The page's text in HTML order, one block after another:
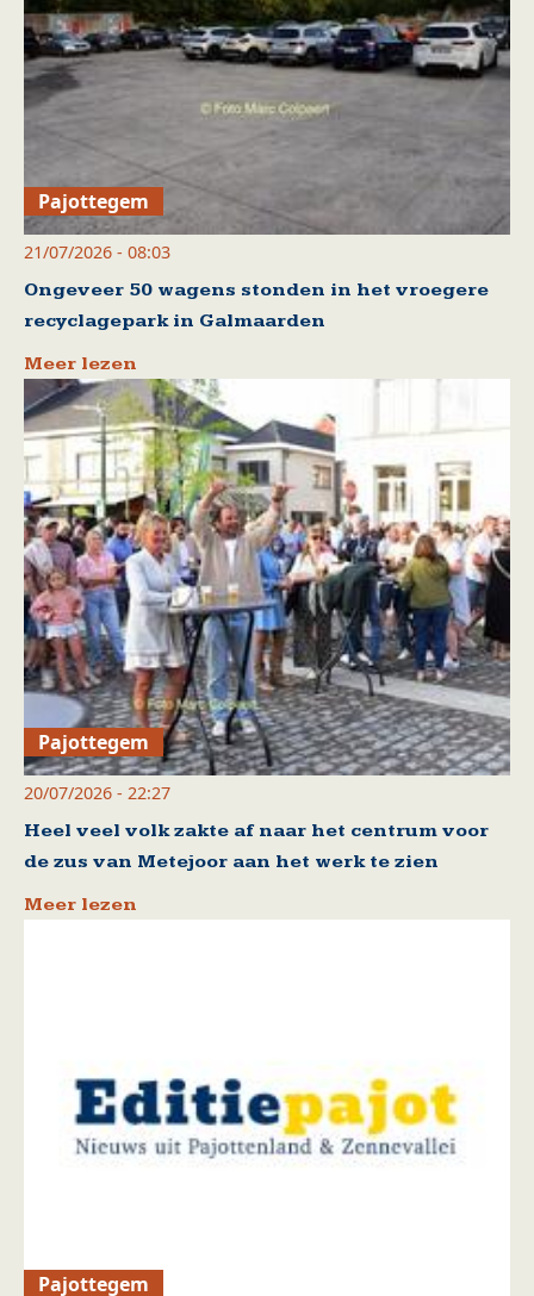
Pajottegem
21/07/2026 - 08:03
Ongeveer 50 wagens stonden in het vroegere
recyclagepark in Galmaarden
Meer lezen
Pajottegem
20/07/2026 - 22:27
Heel veel volk zakte af naar het centrum voor
de zus van Metejoor aan het werk te zien
Meer lezen
Pajottegem